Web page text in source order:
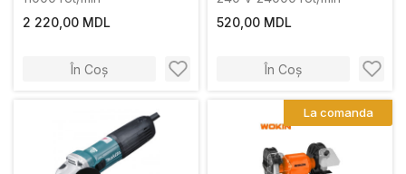
2 220,00 MDL
În Coș
520,00 MDL
În Coș
La comanda